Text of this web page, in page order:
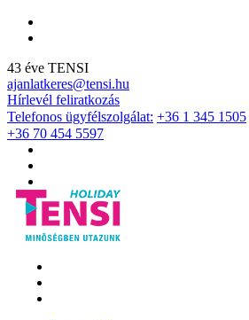
43 éve TENSI
ajanlatkeres@tensi.hu
Hírlevél feliratkozás
Telefonos ügyfélszolgálat: +36 1 345 1505
+36 70 454 5597